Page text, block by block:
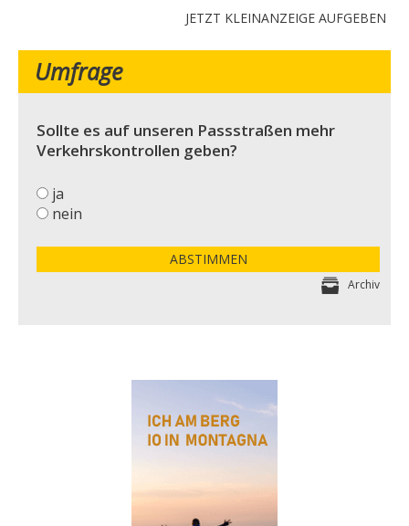
JETZT KLEINANZEIGE AUFGEBEN
Umfrage
Sollte es auf unseren Passstraßen mehr
Verkehrskontrollen geben?
ja
nein
ABSTIMMEN
Archiv